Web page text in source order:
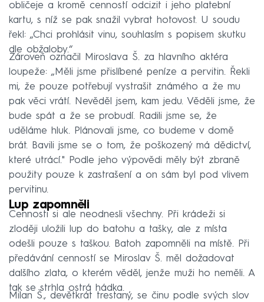
obličeje a kromě cenností odcizit i jeho platební
kartu, s níž se pak snažil vybrat hotovost. U soudu
řekl: „Chci prohlásit vinu, souhlasím s popisem skutku
dle obžaloby.“
Zároveň označil Miroslava Š. za hlavního aktéra
loupeže: „Měli jsme přislíbené peníze a pervitin. Řekli
mi, že pouze potřebují vystrašit známého a že mu
pak věci vrátí. Nevěděl jsem, kam jedu. Věděli jsme, že
bude spát a že se probudí. Radili jsme se, že
uděláme hluk. Plánovali jsme, co budeme v domě
brát. Bavili jsme se o tom, že poškozený má dědictví,
které utrácí." Podle jeho výpovědi měly být zbraně
použity pouze k zastrašení a on sám byl pod vlivem
pervitinu.
Lup zapomněli
Cennosti si ale neodnesli všechny. Při krádeži si
zloději uložili lup do batohu a tašky, ale z místa
odešli pouze s taškou. Batoh zapomněli na místě. Při
předávání cenností se Miroslav Š. měl dožadovat
dalšího zlata, o kterém věděl, jenže muži ho neměli. A
tak se strhla ostrá hádka.
Milan Š., devětkrát trestaný, se činu podle svých slov